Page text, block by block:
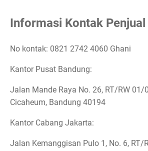
Informasi Kontak Penjual
No kontak: 0821 2742 4060 Ghani
Kantor Pusat Bandung:
Jalan Mande Raya No. 26, RT/RW 01/
Cicaheum, Bandung 40194
Kantor Cabang Jakarta:
Jalan Kemanggisan Pulo 1, No. 6, RT/